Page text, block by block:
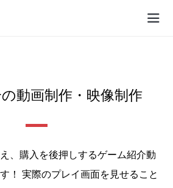
動画制作・映像制作
、購入を後押しするゲーム紹介動
！ 実際のプレイ画面を見せること